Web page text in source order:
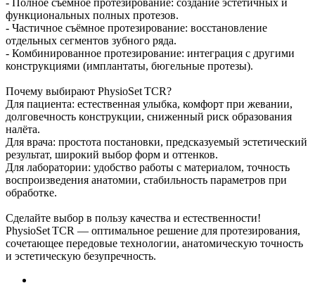
функциональных полных протезов.
- Частичное съёмное протезирование: восстановление
отдельных сегментов зубного ряда.
- Комбинированное протезирование: интеграция с другими
конструкциями (имплантаты, бюгельные протезы).
Почему выбирают PhysioSet TCR?
Для пациента: естественная улыбка, комфорт при жевании,
долговечность конструкции, сниженный риск образования
налёта.
Для врача: простота постановки, предсказуемый эстетический
результат, широкий выбор форм и оттенков.
Для лаборатории: удобство работы с материалом, точность
воспроизведения анатомии, стабильность параметров при
обработке.
Сделайте выбор в пользу качества и естественности!
PhysioSet TCR — оптимальное решение для протезирования,
сочетающее передовые технологии, анатомическую точность
и эстетическую безупречность.